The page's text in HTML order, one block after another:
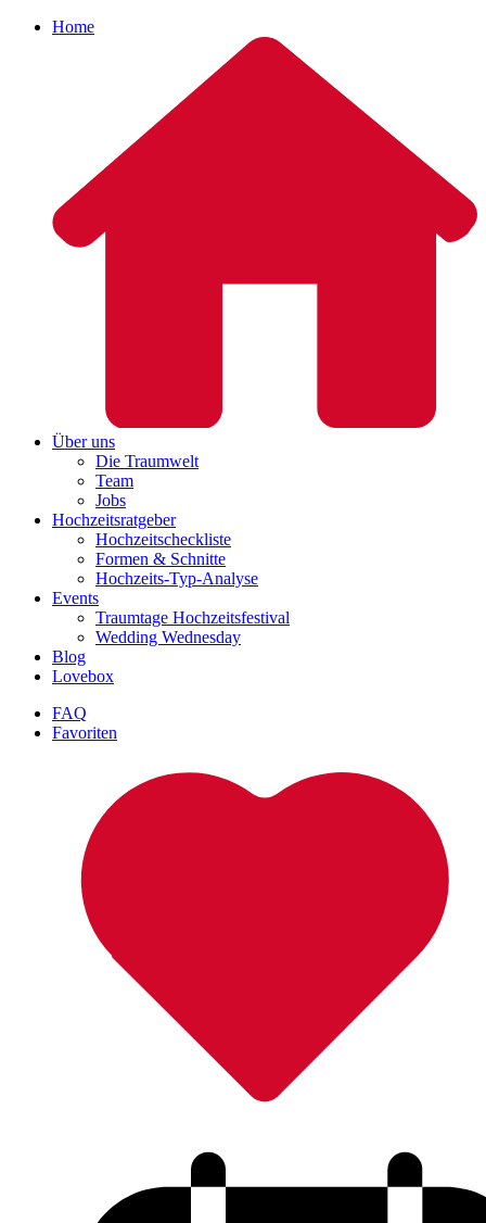
Home
Über uns
Die Traumwelt
Team
Jobs
Hochzeitsratgeber
Hochzeitscheckliste
Formen & Schnitte
Hochzeits-Typ-Analyse
Events
Traumtage Hochzeitsfestival
Wedding Wednesday
Blog
Lovebox
FAQ
Favoriten